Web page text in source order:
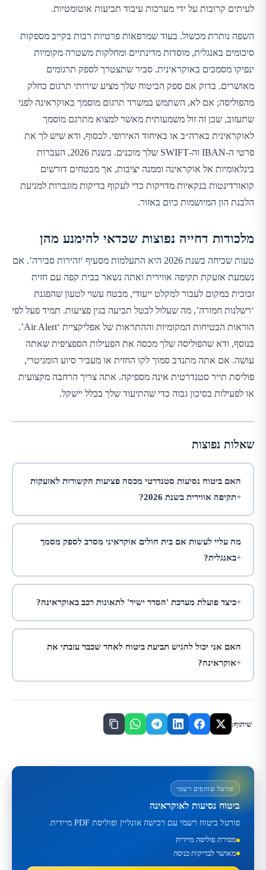
לעיתים קרובות על ידי מערכות עיבוד תביעות אוטומטיות.
השפה נותרת מכשול. בעוד שמרפאות פרטיות רבות בקייב מספקות
סיכומים באנגלית, מוסדות מדינתיים ומחלקות משטרה מקומיות
ינפיקו מסמכים באוקראינית. סביר שתצטרך לספק תרגומים
מאושרים. בדוק אם ספק הביטוח שלך מציע שירותי תרגום כחלק
מהפוליסה; אם לא, השתמש במשרד תרגום מוסמך באוקראינה לפני
שתעזוב, שכן זה זול משמעותית מאשר למצוא מתרגם מוסמך
לאוקראינית בארה״ב או באיחוד האירופי. לבסוף, ודא שיש לך את
פרטי ה-IBAN וה-SWIFT שלך מוכנים. בשנת 2026, העברות
בינלאומיות אל אוקראינה וממנה יציבות, אך מבטחים דורשים
קואורדינטות בנקאיות מדויקות כדי לעקוף בדיקות מוגברות למניעת
הלבנת הון המיושמות כיום באזור.
מלכודות דחייה נפוצות שכדאי להימנע מהן
טעות שכיחה בשנת 2026 היא התעלמות מסעיף ‘זהירות סבירה’. אם
נשמעת אזעקת תקיפה אווירית ואתה נשאר בבית קפה עם חזית
זכוכית במקום לעבור למקלט ייעודי, מבטח עשוי לטעון שהפגנת
‘רשלנות חמורה’, מה שעלול לבטל תביעה בגין פציעות. תמיד פעל לפי
הוראות הבטיחות המקומיות וההתראות של אפליקציית ‘Air Alert’.
בנוסף, ודא שהפוליסה שלך מכסה את הפעילות הספציפית שאתה
עושה. אם אתה מתנדב סמוך לקו החזית או מעביר סיוע הומניטרי,
פוליסת תייר סטנדרטית אינה מספיקה. אתה צריך הרחבה מקצועית
או לפעילות בסיכון גבוה כדי שהתיעוד שלך בכלל יישקל.
שאלות נפוצות
האם ביטוח נסיעות סטנדרטי מכסה פציעות הקשורות לאזעקות
תקיפה אווירית בשנת 2026?
מה עליי לעשות אם בית חולים אוקראיני מסרב לספק מסמך
באנגלית?
כיצד פועלת מערכת 'הסדר ישיר' לתאונות רכב באוקראינה?
האם אני יכול להגיש תביעת ביטוח לאחר שכבר עזבתי את
אוקראינה?
שיתוף:
פורטל שותפים רשמי
ביטוח נסיעות לאוקראינה
פורטל ביטוח רשמי עם רכישה אונליין ופוליסת PDF מיידית.
מסירת פוליסה מיידית
מאושר לבדיקות כניסה